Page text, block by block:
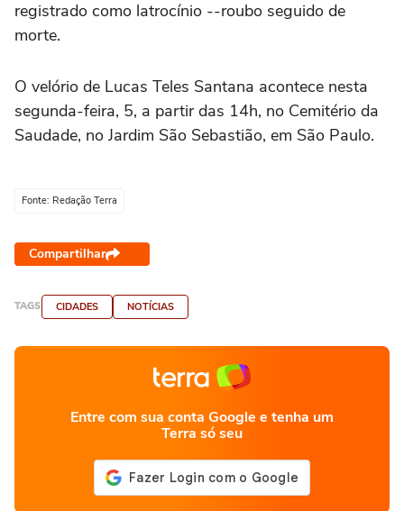
registrado como latrocínio --roubo seguido de
morte.
O velório de Lucas Teles Santana acontece nesta
segunda-feira, 5, a partir das 14h, no Cemitério da
Saudade, no Jardim São Sebastião, em São Paulo.
Fonte: Redação Terra
Compartilhar
TAGS CIDADES NOTÍCIAS
Entre com sua conta Google e tenha um
Terra só seu